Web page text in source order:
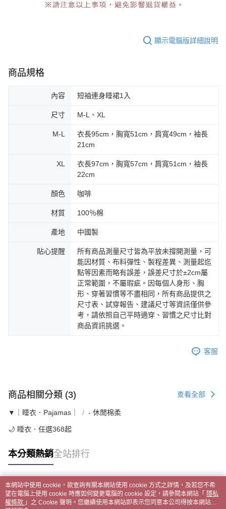
顯示電腦版詳細說明
商品規格
內容 短袖連身睡裙1入
尺寸 M-L、XL
M-L
衣長95cm，胸寬51cm，肩寬49cm，袖長
21cm
XL
衣長97cm，胸寬57cm，肩寬51cm，袖長
22cm
顏色 咖啡
材質 100％棉
產地 中國製
貼心提醒
所有商品測量尺寸皆為平放未撐開測量，可
能因材質、布料彈性、製程差異、測量起迄
點等因素而略有誤差，誤差尺寸於±2cm屬
正常範圍，不屬瑕疵。因每個人身形、胸
形、穿著習慣等不盡相同，所有商品提供之
尺寸表、試穿報告、建議尺寸等資訊僅供參
考，請依照自己平時適穿、習慣之尺寸比對
商品資訊挑選。
客服
商品相關分類 (3) 查看全部
▼｜睡衣．Pajamas｜ - 休閒棉柔
🌙 睡衣．任選368起
本分類熱銷全站排行
熱門標籤
本網站中使用 cookie，欲查詢有關本網站使用 cookie 方式之詳情，及若您不希
望在電腦上使用 cookie 時應如何變更電腦的 cookie 設定，請參閱本網站「 隱私
權條款 」之 Cookie 聲明。您繼續使用本網站即表示您同意本公司得按本網站使